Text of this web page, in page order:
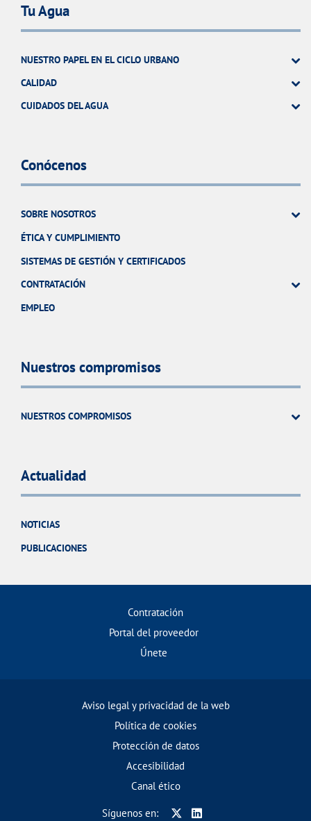
Tu Agua
NUESTRO PAPEL EN EL CICLO URBANO
CALIDAD
CUIDADOS DEL AGUA
Conócenos
SOBRE NOSOTROS
ÉTICA Y CUMPLIMIENTO
SISTEMAS DE GESTIÓN Y CERTIFICADOS
CONTRATACIÓN
EMPLEO
Nuestros compromisos
NUESTROS COMPROMISOS
Actualidad
NOTICIAS
PUBLICACIONES
Contratación
Portal del proveedor
Únete
Aviso legal y privacidad de la web
Política de cookies
Protección de datos
Accesibilidad
Canal ético
Síguenos en: